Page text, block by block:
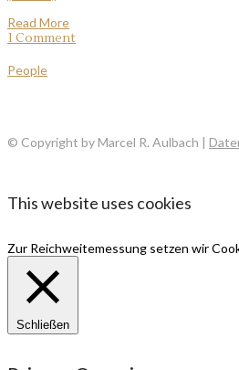
Read More
1 Comment
People
© Copyright by Marcel R. Aulbach |
This website uses cookies
Zur Reichweitemessung setzen wir
Schließen